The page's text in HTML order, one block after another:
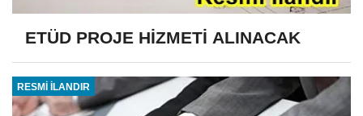
ETÜD PROJE HİZMETİ ALINACAK
RESMİ İLANDIR